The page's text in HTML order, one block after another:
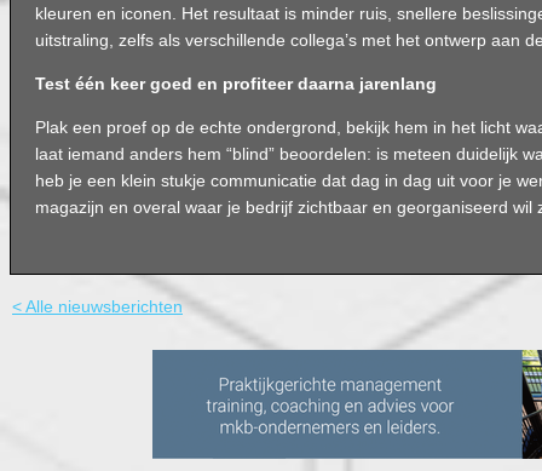
kleuren en iconen. Het resultaat is minder ruis, snellere
uitstraling, zelfs als verschillende collega’s met het ontwerp aan
Test één keer goed en profiteer daarna jarenlang
Plak een proef op de echte ondergrond, bekijk hem in het licht
laat iemand anders hem “blind” beoordelen: is meteen duidelijk
heb je een klein stukje communicatie dat dag in dag uit voor je
magazijn en overal waar je bedrijf zichtbaar en georganiseerd wil
< Alle nieuwsberichten